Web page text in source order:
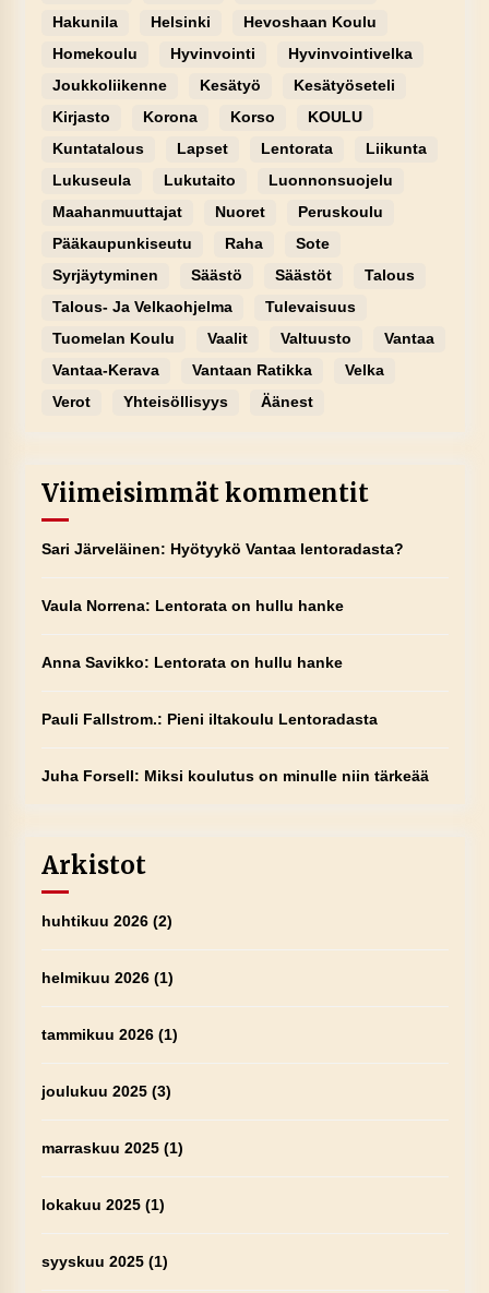
Hakunila
Helsinki
Hevoshaan Koulu
Homekoulu
Hyvinvointi
Hyvinvointivelka
Joukkoliikenne
Kesätyö
Kesätyöseteli
Kirjasto
Korona Korso
KOULU
Kuntatalous
Lapset Lentorata
Liikunta
Lukuseula
Lukutaito
Luonnonsuojelu
Maahanmuuttajat
Nuoret
Peruskoulu
Pääkaupunkiseutu
Raha
Sote
Syrjäytyminen
Säästö Säästöt
Talous
Talous- Ja Velkaohjelma
Tulevaisuus
Tuomelan Koulu
Vaalit Valtuusto
Vantaa
Vantaa-Kerava
Vantaan Ratikka
Velka
Verot
Yhteisöllisyys Äänest
Viimeisimmät kommentit
Sari Järveläinen: Hyötyykö Vantaa lentoradasta?
Vaula Norrena: Lentorata on hullu hanke
Anna Savikko: Lentorata on hullu hanke
Pauli Fallstrom.: Pieni iltakoulu Lentoradasta
Juha Forsell: Miksi koulutus on minulle niin tärkeää
Arkistot
huhtikuu 2026(2)
helmikuu 2026(1)
tammikuu 2026(1)
joulukuu 2025(3)
marraskuu 2025(1)
lokakuu 2025(1)
syyskuu 2025(1)